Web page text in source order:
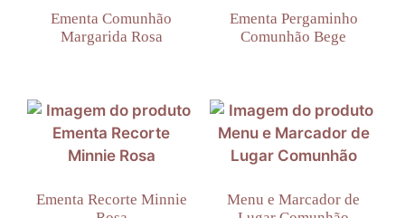
Ementa Comunhão
Margarida Rosa
Ementa Pergaminho
Comunhão Bege
Ementa Recorte Minnie
Menu e Marcador de